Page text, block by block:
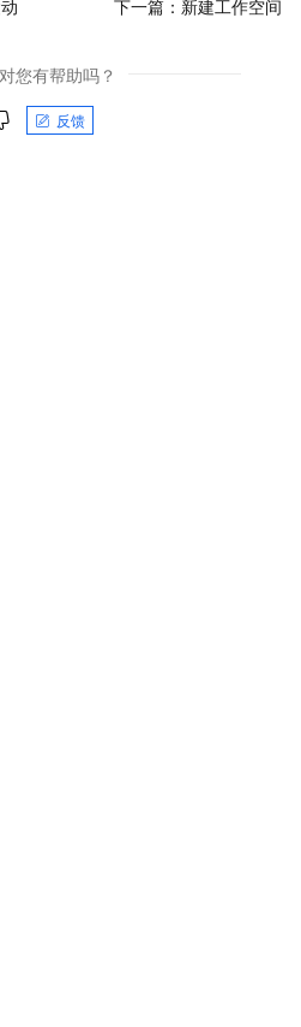
下一篇： 新建工作空间
您有帮助吗？
反馈